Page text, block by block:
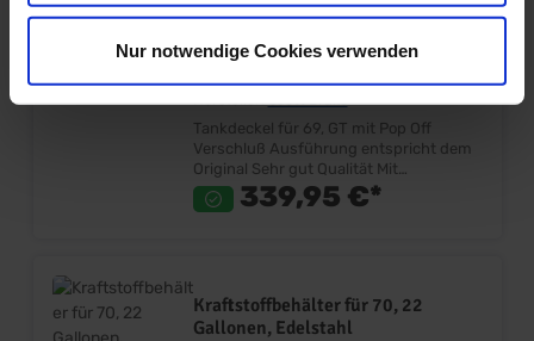
Nur notwendige Cookies verwenden
Tankverschluß für 69, GT mit Pop
Prod.-Nr.: 710841
Hersteller:Scott Drake
Tankdeckel für 69, GT mit Pop Off
Verschluß Ausführung entspricht dem
Original Sehr gut Qualität Mit
zusätzlichem Sicherheitsdeckel
Lieferumfang: Stück Preis: Pro Stück
339,95 €*
Kraftstoffbehälter für 70, 22
Gallonen, Edelstahl